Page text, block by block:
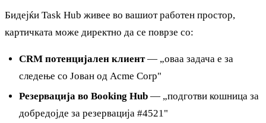
Бидејќи Task Hub живее во вашиот работен простор,
картичката може директно да се поврзе со:
CRM потенцијален клиент— „оваа задача е за
следење со Јован од Acme Corp"
Резервација во Booking Hub — „подготви кошница за
добредојде за резервација #4521"